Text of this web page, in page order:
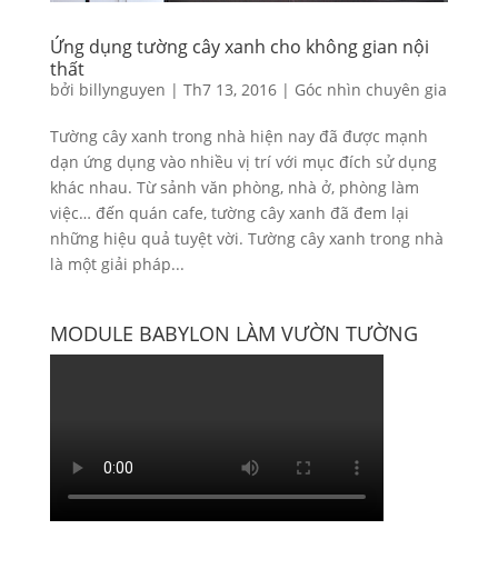
Ứng dụng tường cây xanh cho không gian nội
thất
bởi billynguyen | Th7 13, 2016| Góc nhìn chuyên gia
Tường cây xanh trong nhà hiện nay đã được mạnh
dạn ứng dụng vào nhiều vị trí với mục đích sử dụng
khác nhau. Từ sảnh văn phòng, nhà ở, phòng làm
việc… đến quán cafe, tường cây xanh đã đem lại
những hiệu quả tuyệt vời. Tường cây xanh trong nhà
là một giải pháp...
MODULE BABYLON LÀM VƯỜN TƯỜNG